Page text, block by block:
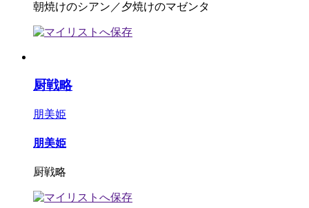
朝焼けのシアン／夕焼けのマゼンタ
厨戦略
朋美姫
朋美姫
厨戦略